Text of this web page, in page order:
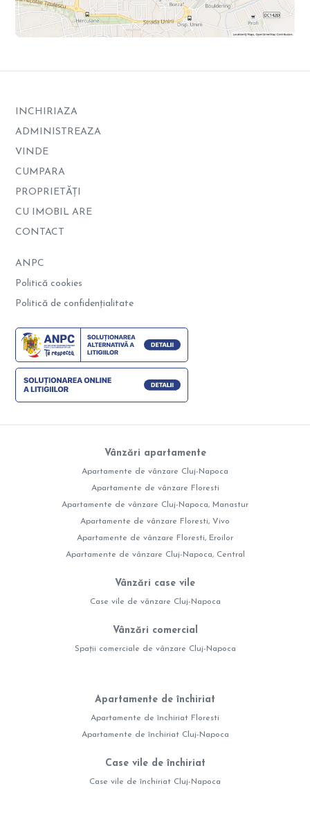
INCHIRIAZA
ADMINISTREAZA
VINDE
CUMPARA
PROPRIETĂȚI
CU IMOBIL ARE
CONTACT
ANPC
Politică cookies
Politică de confidențialitate
Vânzări apartamente
Apartamente de vânzare Cluj-Napoca
Apartamente de vânzare Floresti
Apartamente de vânzare Cluj-Napoca, Manastur
Apartamente de vânzare Floresti, Vivo
Apartamente de vânzare Floresti, Eroilor
Apartamente de vânzare Cluj-Napoca, Central
Vânzări case vile
Case vile de vânzare Cluj-Napoca
Vânzări comercial
Spații comerciale de vânzare Cluj-Napoca
Apartamente de închiriat
Apartamente de închiriat Floresti
Apartamente de închiriat Cluj-Napoca
Case vile de închiriat
Case vile de închiriat Cluj-Napoca